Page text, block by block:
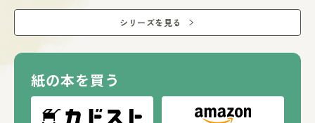
シリーズを見る
紙の本を買う